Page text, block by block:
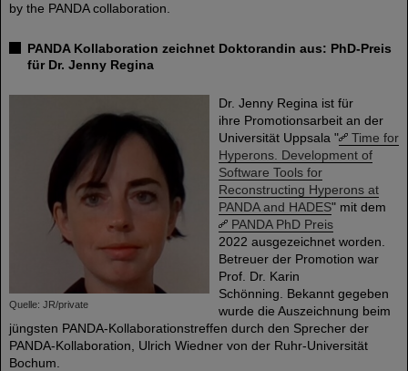
by the PANDA collaboration.
PANDA Kollaboration zeichnet Doktorandin aus: PhD-Preis
für Dr. Jenny Regina
Quelle: JR/private
Dr. Jenny Regina ist für
ihre Promotionsarbeit an der
Universität Uppsala "
Time for
Hyperons. Development of
Software Tools for
Reconstructing Hyperons at
PANDA and HADES" mit dem
PANDA PhD Preis
2022 ausgezeichnet worden.
Betreuer der Promotion war
Prof. Dr. Karin
Schönning. Bekannt gegeben
wurde die Auszeichnung beim
jüngsten PANDA-Kollaborationstreffen durch den Sprecher der
PANDA-Kollaboration, Ulrich Wiedner von der Ruhr-Universität
Bochum.